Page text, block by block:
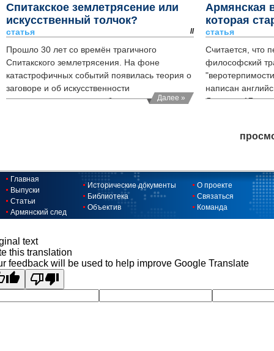
Спитакское землетрясение или
искусственный толчок?
статья //
Прошло 30 лет со времён трагичного
Спитакского землетрясения. На фоне
катастрофичных событий появилась теория о
заговоре и об искусственности
землетрясения, которое было
Далее »
Армянская
которая
статья
Считается, что
философский
написан
Локком в 17
Главная
Выпуски
Статьи
Армянский след
Исторические документы
Библиотека
Объектив
О проекте
Связаться
Команда
text
this translation
feedback will be used to help improve Google Translate